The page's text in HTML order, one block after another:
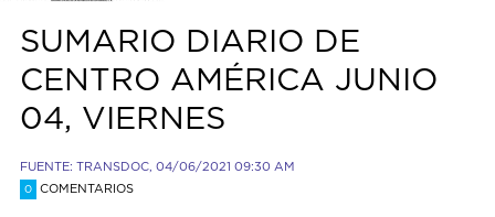
SUMARIO DIARIO DE
CENTRO AMÉRICA JUNIO
04, VIERNES
FUENTE: TRANSDOC, 04/06/2021 09:30 AM
0 COMENTARIOS